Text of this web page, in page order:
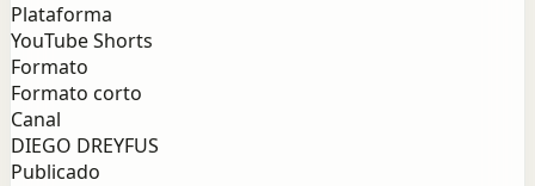
Plataforma
YouTube Shorts
Formato
Formato corto
Canal
DIEGO DREYFUS
Publicado